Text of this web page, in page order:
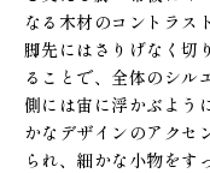
なる木材のコントラス
脚先にはさりげなく切
ることで、全体のシル
側には宙に浮かぶよう
かなデザインのアクセ
られ、細かな小物をす